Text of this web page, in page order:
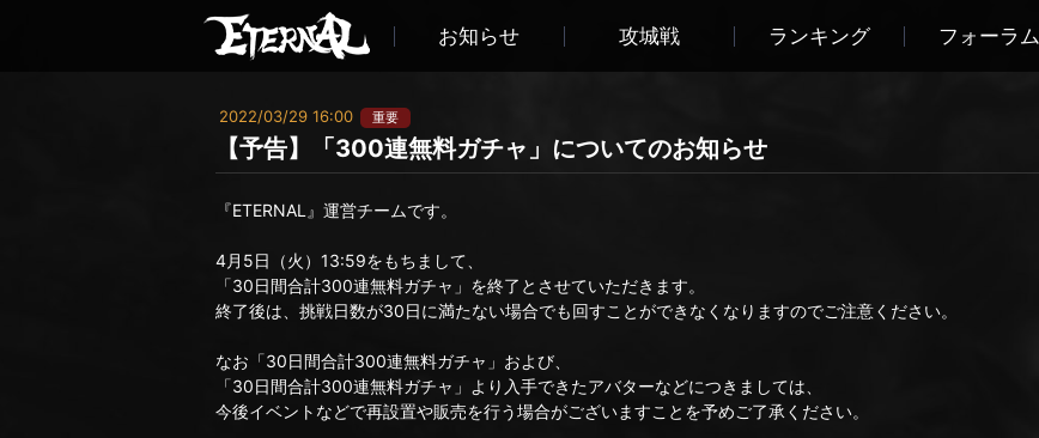
お知らせ 攻城戦 ランキング フォーラム
2022/03/29 16:00 重要
【予告】「300連無料ガチャ」についてのお知らせ
『ETERNAL』運営チームです。
4月5日（火）13:59をもちまして、
「30日間合計300連無料ガチャ」を終了とさせていただきます。
終了後は、挑戦日数が30日に満たない場合でも回すことができなくなりますのでご注意ください。
なお「30日間合計300連無料ガチャ」および、
「30日間合計300連無料ガチャ」より入手できたアバターなどにつきましては、
今後イベントなどで再設置や販売を行う場合がございますことを予めご了承ください。